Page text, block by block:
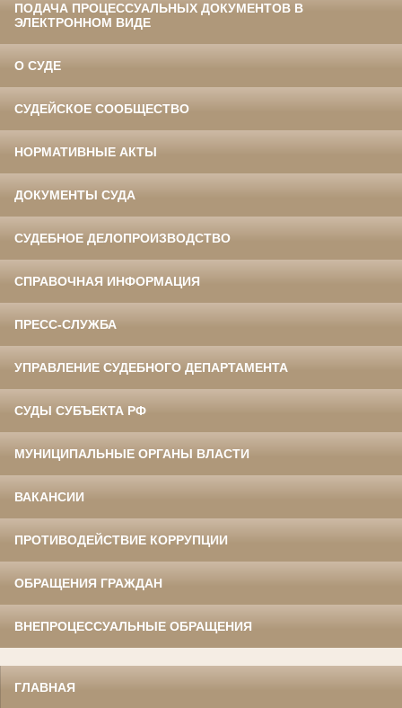
ПОДАЧА ПРОЦЕССУАЛЬНЫХ ДОКУМЕНТОВ В
ЭЛЕКТРОННОМ ВИДЕ
О СУДЕ
СУДЕЙСКОЕ СООБЩЕСТВО
НОРМАТИВНЫЕ АКТЫ
ДОКУМЕНТЫ СУДА
СУДЕБНОЕ ДЕЛОПРОИЗВОДСТВО
СПРАВОЧНАЯ ИНФОРМАЦИЯ
ПРЕСС-СЛУЖБА
УПРАВЛЕНИЕ СУДЕБНОГО ДЕПАРТАМЕНТА
СУДЫ СУБЪЕКТА РФ
МУНИЦИПАЛЬНЫЕ ОРГАНЫ ВЛАСТИ
ВАКАНСИИ
ПРОТИВОДЕЙСТВИЕ КОРРУПЦИИ
ОБРАЩЕНИЯ ГРАЖДАН
ВНЕПРОЦЕССУАЛЬНЫЕ ОБРАЩЕНИЯ
ГЛАВНАЯ